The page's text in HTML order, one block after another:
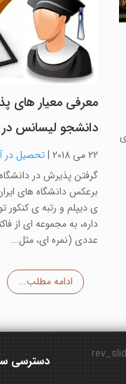
معرفی معیار های
دانشجو لیسانس در
22 می 2018 |تحصیل در
گرفتن پذیرش در
برعکس دانشگاه های
ی دیپلم و رتبه ی کنکور
داره، به مجموعه ای از
عددی (نمره ای، مثل...
ادامه مطلب...
دسترسی